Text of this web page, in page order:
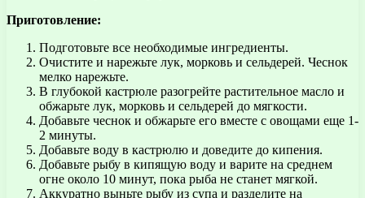
Приготовление:
Подготовьте все необходимые ингредиенты.
Очистите и нарежьте лук, морковь и сельдерей. Чеснок
мелко нарежьте.
В глубокой кастрюле разогрейте растительное масло и
обжарьте лук, морковь и сельдерей до мягкости.
Добавьте чеснок и обжарьте его вместе с овощами еще 1-
2 минуты.
Добавьте воду в кастрюлю и доведите до кипения.
Добавьте рыбу в кипящую воду и варите на среднем
огне около 10 минут, пока рыба не станет мягкой.
Аккуратно выньте рыбу из супа и разделите на